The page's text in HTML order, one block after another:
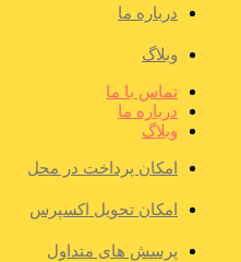
درباره ما
وبلاگ
تماس با ما
درباره ما
وبلاگ
امکان پرداخت در محل
امکان تحویل اکسپرس
پرسش های متداول